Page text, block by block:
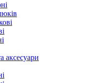
аксесуари